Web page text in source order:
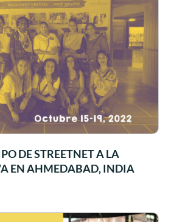
DE STREETNET A LA
EN AHMEDABAD, INDIA